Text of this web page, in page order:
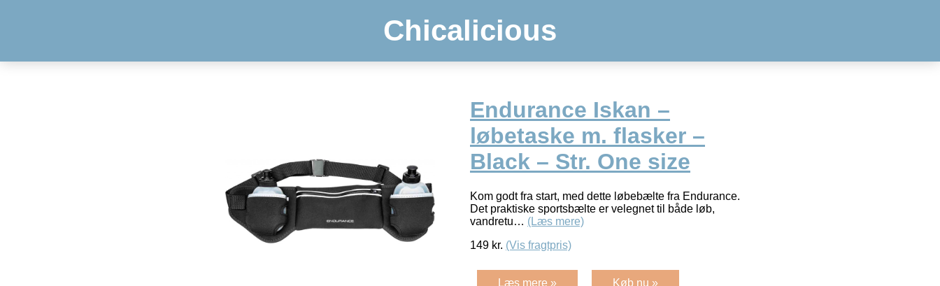
Chicalicious
Endurance Iskan –
løbetaske m. flasker –
Black – Str. One size
Kom godt fra start, med dette løbebælte fra Endurance.
Det praktiske sportsbælte er velegnet til både løb,
vandretu… (Læs mere)
149 kr. (Vis fragtpris)
Læs mere » Køb nu »